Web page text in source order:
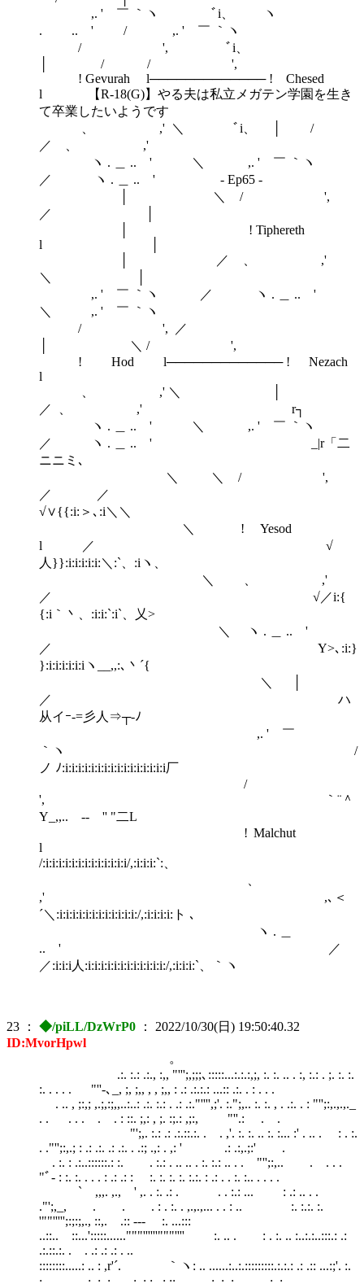
,. ' ￣ ｀ヽ ﾞi、 ヽ
. .. ' / ,. ' ￣ ｀ヽ
/ ', ﾞi、
│ / / ',
! Gevurah l───────────── ! Chesed
l 【R-18(G)】やる夫は私立メガテン学園を生き
て卒業したいようです
、 ,' ＼ ﾞi、 │ /
／ 、 ,'
ヽ . ＿ .. ' ＼ ,. ' ￣ ｀ヽ
／ ヽ . ＿ .. ' - Ep65 -
│ ＼ / ',
／ │
│ ! Tiphereth
l │
│ ／ 、 ,'
＼ │
,. ' ￣ ｀ヽ ／ ヽ . ＿ .. '
＼ ,. ' ￣ ｀ヽ
/ ', ／
│ ＼ / ',
! Hod l───────────── ! Nezach
l
、 ,' ＼ │
／ 、 ,' r┐
ヽ . ＿ .. ' ＼ ,. ' ￣ ｀ヽ
／ ヽ . ＿ .. ' _|r「二
ニニミ､
＼ ＼ / ',
／ ／
√∨{{:i:＞､:i＼＼
＼ ! Yesod
l ／ √
人}}:i:i:i:i:i:＼:`、:iヽ、
＼ 、 ,'
／ √／i:{
{:i｀丶、:i:i:`:i`、乂>
＼ ヽ . ＿ .. '
／ Υ>､:i:}
}:i:i:i:i:i:iヽ__,,:､丶´{
＼ │
／ ハ
从イｰ‐=彡人⇒┬‐ﾉ
,. ' ￣
｀ヽ /
ノ ﾉ:i:i:i:i:i:i:i:i:i:i:i:i:i:i:i:i厂
/
', ｀¨＾
Υ_,,.. -‐ '' "二L
! Malchut
l
/:i:i:i:i:i:i:i:i:i:i:i:i:i/,:i:i:i:`:、
,' ,､＜
´＼:i:i:i:i:i:i:i:i:i:i:i:i:/,:i:i:i:i:ト ､
ヽ . ＿
.. ' ／
／:i:i:i人:i:i:i:i:i:i:i:i:i:i:i:i:/,:i:i:i:`、｀ヽ
23 ： ◆/piLL/DzWrP0 ： 2022/10/30(日) 19:50:40.32
ID:MvorHpwl
。
.:. :.: .:., :,, "''';,;;;､:::::...:.:.:,;, :. :. .. . :, :.: . ;. :. :.
:. . . . . "''‐､_, ;, ;,, , , ;,, : .: .:.:.: ...:: .:. . : . . .
. .. , ;:,; ,.;,:;,,..:..: .:. :.: . .: .:."'''',;'. :.";,.. :. :. , . .:. . : "'';:,.,.,._
. . . . . . . : ::. ;,: , ;. :;.: ,;:, "''.: . .
"';,. :.: .: .:.::.:. . . ,'. :. :. .. :. :... :' . .. . : . :.
. ."'';:,.; : .: .:. .: .:. . .:; .,: . ,: ' .: .:,.;:' .
. :. : .:..::::::.: :. . :.: . .. .. . :. :.: .. . . "'';:,.. . . . .
"ﾞ‐ : :. :. . . . : .: .: : :. :. :. :. :.:. : .: . . :. :.. . . . .
` ,,,. ,., ' ,. . :. .: . . . :.: ... : .: .. . .
."';,_, . . . : . :. . ,.,.,... . . : .. :. :.:. :.
'""''''';:;:;,., ::,. .:: -‐- :. ...:::
..::.. ::...':::::......"""''''''"""'''' :. .. . : . :. .. :..:.:..:::.: .:
.:.::.:. . . .: .: .: . ..
::::::::.....: .. : ,r'´. ｀ヽ: .. ......:..:.:::::::::.:.:.: .: .:: ...:;'. :.